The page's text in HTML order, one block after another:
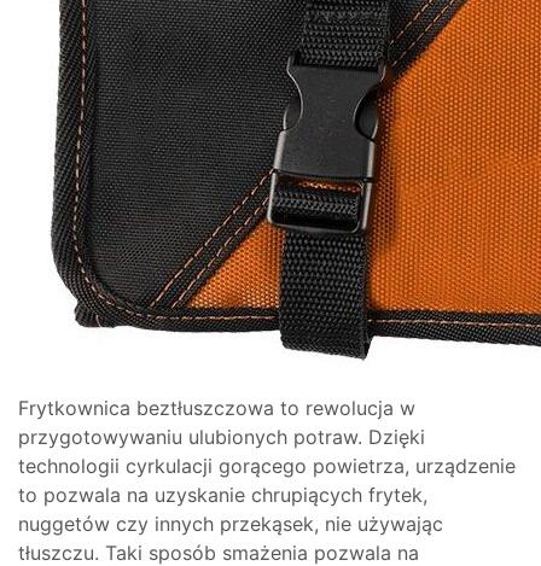
Frytkownica beztłuszczowa to rewolucja w
przygotowywaniu ulubionych potraw. Dzięki
technologii cyrkulacji gorącego powietrza, urządzenie
to pozwala na uzyskanie chrupiących frytek,
nuggetów czy innych przekąsek, nie używając
tłuszczu. Taki sposób smażenia pozwala na